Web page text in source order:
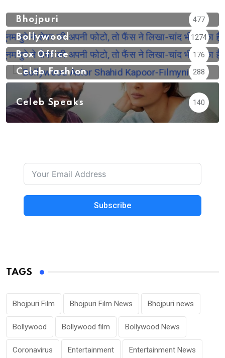
Bhojpuri 477
Bollywood 1274
Box Office 176
Celeb Fashion 288
Celeb Speaks 140
Subscribe
TAGS
Bhojpuri Film Bhojpuri Film News Bhojpuri news
Bollywood Bollywood film Bollywood News
Coronavirus Entertainment Entertainment News